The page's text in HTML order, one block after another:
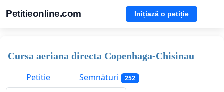
Petitieonline.com Inițiază o petiție
Cursa aeriana directa Copenhaga-Chisinau
Petitie
Semnături 252